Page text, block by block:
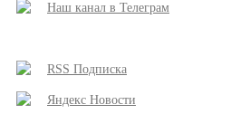
Наш канал в Телеграм
RSS Подписка
Яндекс Новости